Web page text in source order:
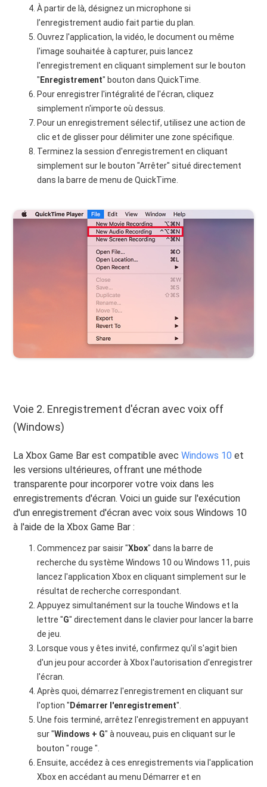
À partir de là, désignez un microphone si
l’enregistrement audio fait partie du plan.
Ouvrez l'application, la vidéo, le document ou même
l'image souhaitée à capturer, puis lancez
l'enregistrement en cliquant simplement sur le bouton
" Enregistrement" bouton dans QuickTime.
Pour enregistrer l'intégralité de l'écran, cliquez
simplement n'importe où dessus.
Pour un enregistrement sélectif, utilisez une action de
clic et de glisser pour délimiter une zone spécifique.
Terminez la session d'enregistrement en cliquant
simplement sur le bouton "Arrêter" situé directement
dans la barre de menu de QuickTime.
Voie 2. Enregistrement d'écran avec voix off
(Windows)
La Xbox Game Bar est compatible avec Windows 10 et
les versions ultérieures, offrant une méthode
transparente pour incorporer votre voix dans les
enregistrements d'écran. Voici un guide sur l'exécution
d'un enregistrement d'écran avec voix sous Windows 10
à l'aide de la Xbox Game Bar :
Commencez par saisir "Xbox" dans la barre de
recherche du système Windows 10 ou Windows 11, puis
lancez l'application Xbox en cliquant simplement sur le
résultat de recherche correspondant.
Appuyez simultanément sur la touche Windows et la
lettre "G" directement dans le clavier pour lancer la barre
de jeu.
Lorsque vous y êtes invité, confirmez qu'il s'agit bien
d'un jeu pour accorder à Xbox l'autorisation d'enregistrer
l'écran.
Après quoi, démarrez l'enregistrement en cliquant sur
l'option " Démarrer l'enregistrement".
Une fois terminé, arrêtez l'enregistrement en appuyant
sur "Windows + G" à nouveau, puis en cliquant sur le
bouton " rouge ".
Ensuite, accédez à ces enregistrements via l'application
Xbox en accédant au menu Démarrer et en